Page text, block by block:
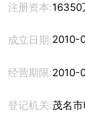
注册资本:16350
成立日期:2010-
经营期限:
登记机关:茂名